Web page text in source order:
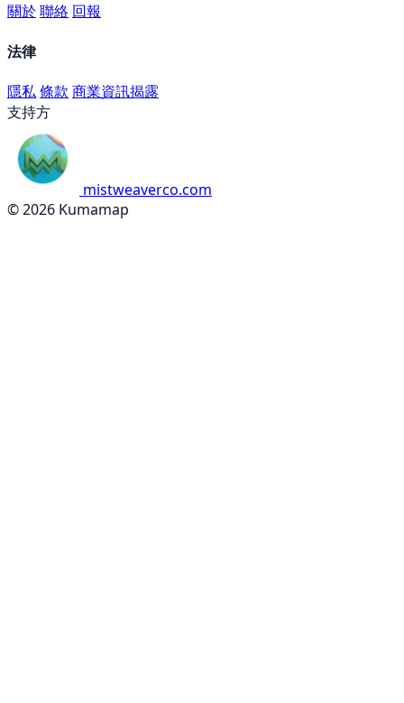
關於聯絡 回報
法律
隱私條款 商業資訊揭露
支持方
mistweaverco.com
© 2026 Kumamap